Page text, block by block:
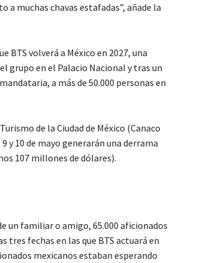
a muchas chavas estafadas”, añade la
BTS volverá a México en 2027, una
grupo en el Palacio Nacional y tras un
a más de 50.000 personas en
de la Ciudad de México (Canaco
y 10 de mayo generarán una derrama
107 millones de dólares).
un familiar o amigo, 65.000 aficionados
tres fechas en las que BTS actuará en
mexicanos estaban esperando